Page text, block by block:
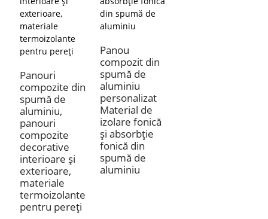
Panouri
compozite din
spumă de
aluminiu,
panouri
compozite
decorative
interioare și
exterioare,
materiale
termoizolante
pentru pereți
Panou
compozit din
spumă de
aluminiu
personalizat
Material de
izolare fonică
și absorbție
fonică din
spumă de
aluminiu